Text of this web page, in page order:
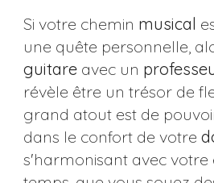
Si votre chemin musical
une quête personnelle,
guitareavec un
révèle être un trésor de
grand atout est de
dans le confort de votre
s'harmonisant avec votre